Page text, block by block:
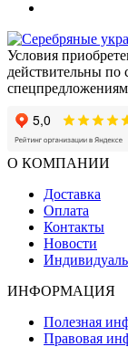
Условия
действительны по
О КОМПАНИИ
Доставка
Оплата
Контакты
Новости
ИНФОРМАЦИЯ
Полезная
Правовая